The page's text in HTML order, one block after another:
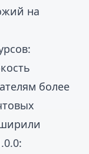
на
более